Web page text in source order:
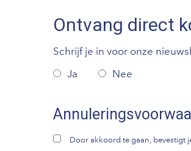
Ontvang direct
Schrijf je in voor onze
Ja
Nee
Door akkoord te gaan, bevestigt